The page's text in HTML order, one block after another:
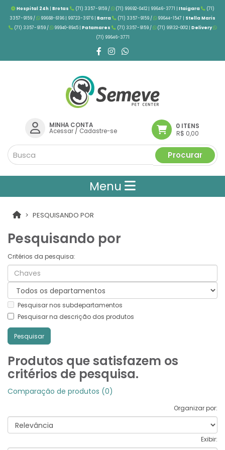
Hospital 24h| Brotas (71) 3357-9159 / (71) 99692-0412 | 99646-3771 | Itaigara
(71)
3357-9159 /
99668-6196 | 99723-3976 | Barra (71) 3357-9159 / 99644-1547 | Stella Maris
(71) 3357-9159 /
99940-8945 | Patamares (71) 3357-9159 / (71) 99132-0012 | Delivery
(71) 99646-3771
MINHA CONTA
Acessar/ Cadastre-se
0 ITENS
R$ 0,00
Procurar
Menu
PESQUISANDO POR
Pesquisando por
Critérios da pesquisa:
Pesquisar nos subdepartamentos
Pesquisar na descrição dos produtos
Produtos que satisfazem os
critérios de pesquisa.
Comparação de produtos (0)
Organizar por:
Exibir: